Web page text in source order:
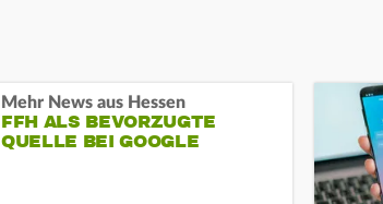
Mehr News aus Hessen
FFH ALS BEVORZUGTE
QUELLE BEI GOOGLE